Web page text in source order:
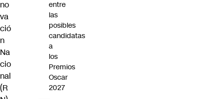
no
va
ció
n
Na
cio
nal
(R
entre
las
posibles
candidatas
a
los
Premios
Oscar
2027